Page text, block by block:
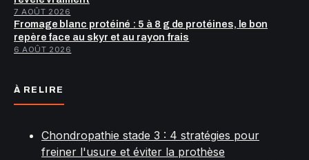
7 AOÛT 2026
Fromage blanc protéiné : 5 à 8 g de protéines, le bon
repère face au skyr et au rayon frais
6 AOÛT 2026
À RELIRE
Chondropathie stade 3 : 4 stratégies pour
freiner l'usure et éviter la prothèse